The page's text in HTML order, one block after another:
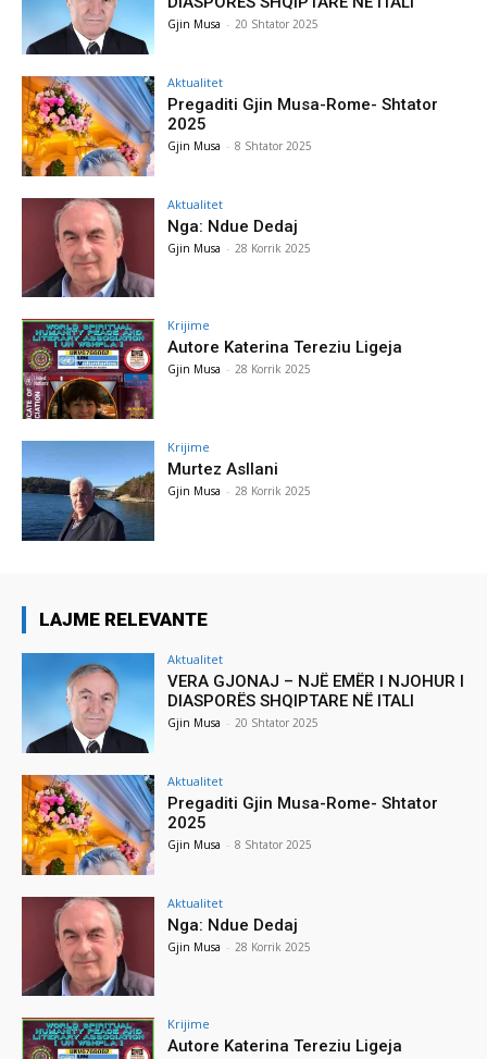
Gjin Musa - 20 Shtator 2025
Aktualitet
Pregaditi Gjin Musa-Rome- Shtator
2025
Gjin Musa - 8 Shtator 2025
Aktualitet
Nga: Ndue Dedaj
Gjin Musa - 28 Korrik 2025
Krijime
Autore Katerina Tereziu Ligeja
Gjin Musa - 28 Korrik 2025
Krijime
Murtez Asllani
Gjin Musa - 28 Korrik 2025
LAJME RELEVANTE
Aktualitet
VERA GJONAJ – NJË EMËR I NJOHUR I
DIASPORËS SHQIPTARE NË ITALI
Gjin Musa - 20 Shtator 2025
Aktualitet
Pregaditi Gjin Musa-Rome- Shtator
2025
Gjin Musa - 8 Shtator 2025
Aktualitet
Nga: Ndue Dedaj
Gjin Musa - 28 Korrik 2025
Krijime
Autore Katerina Tereziu Ligeja